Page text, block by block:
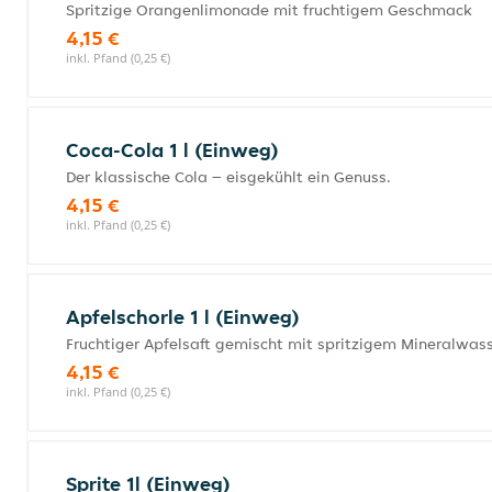
Spritzige Orangenlimonade mit fruchtigem Geschmack
4,15 €
inkl. Pfand (0,25 €)
Coca-Cola 1 l (Einweg)
Der klassische Cola – eisgekühlt ein Genuss.
4,15 €
inkl. Pfand (0,25 €)
Apfelschorle 1 l (Einweg)
Fruchtiger Apfelsaft gemischt mit spritzigem
4,15 €
inkl. Pfand (0,25 €)
Sprite 1l (Einweg)